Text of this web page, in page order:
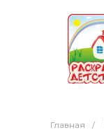
Главная /